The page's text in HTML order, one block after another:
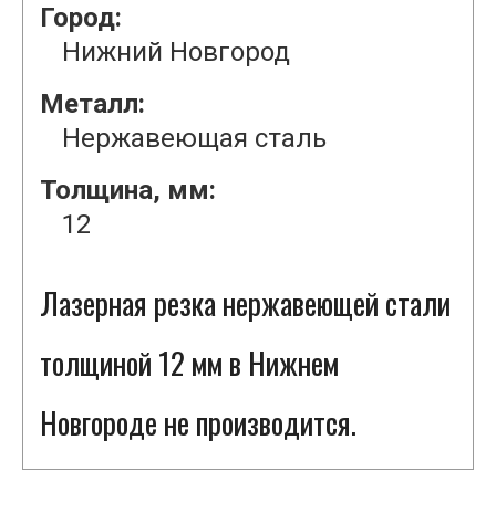
Город:
Нижний Новгород
Металл:
Нержавеющая сталь
Толщина, мм:
12
Лазерная резка нержавеющей стали
толщиной 12 мм в Нижнем
Новгороде не производится.